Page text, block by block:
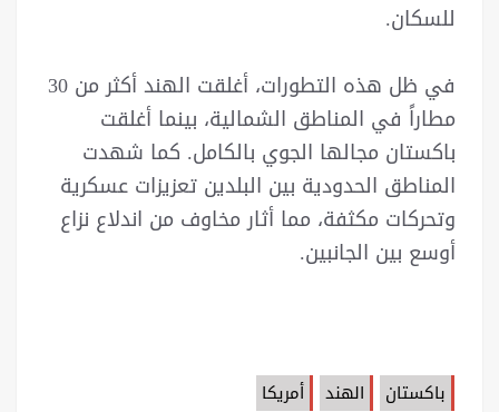
للسكان.
في ظل هذه التطورات، أغلقت الهند أكثر من 30
مطاراً في المناطق الشمالية، بينما أغلقت
باكستان مجالها الجوي بالكامل. كما شهدت
المناطق الحدودية بين البلدين تعزيزات عسكرية
وتحركات مكثفة، مما أثار مخاوف من اندلاع نزاع
أوسع بين الجانبين.
باكستان الهند أمريكا